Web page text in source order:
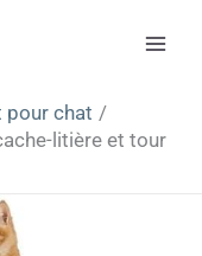
pour chat
litière et tour